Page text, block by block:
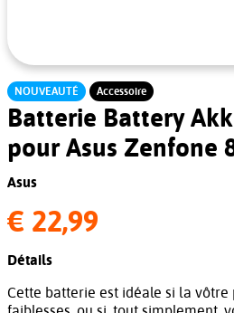
NOUVEAUTÉ Accessoire
Batterie Battery
pour Asus Zenfone
Asus
€ 22,99
Détails
Cette batterie est idéale si la vôtre